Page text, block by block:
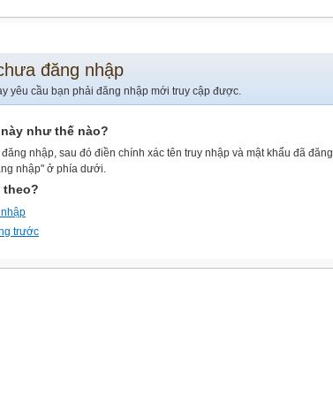
đăng nhập
yêu cầu bạn phải đăng nhập mới truy cập được.
như thế nào?
nhập, sau đó điền chính xác tên truy nhập và mật khẩu đã đăng
nhập" ở phía dưới.
theo?
trước